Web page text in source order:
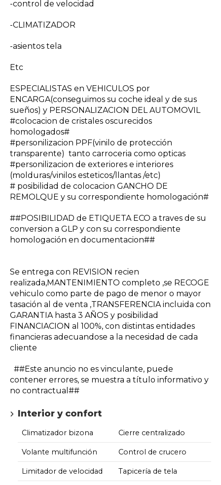
-control de velocidad
-CLIMATIZADOR
-asientos tela
Etc
ESPECIALISTAS en VEHICULOS por
ENCARGA(conseguimos su coche ideal y de sus
sueños) y PERSONALIZACION DEL AUTOMOVIL
#colocacion de cristales oscurecidos
homologados#
#personilizacion PPF(vinilo de protección
transparente) tanto carroceria como opticas
#personilizacion de exteriores e interiores
(molduras/vinilos esteticos/llantas /etc)
# posibilidad de colocacion GANCHO DE
REMOLQUE y su correspondiente homologación#
##POSIBILIDAD de ETIQUETA ECO a traves de su
conversion a GLP y con su correspondiente
homologación en documentacion##
Se entrega con REVISION recien
realizada,MANTENIMIENTO completo ,se RECOGE
vehiculo como parte de pago de menor o mayor
tasación al de venta ,TRANSFERENCIA incluida con
GARANTIA hasta 3 AÑOS y posibilidad
FINANCIACION al 100%, con distintas entidades
financieras adecuandose a la necesidad de cada
cliente
##Este anuncio no es vinculante, puede
contener errores, se muestra a título informativo y
no contractual##
Interior y confort
Climatizador bizona Cierre centralizado
Volante multifunción Control de crucero
Limitador de velocidad Tapicería de tela